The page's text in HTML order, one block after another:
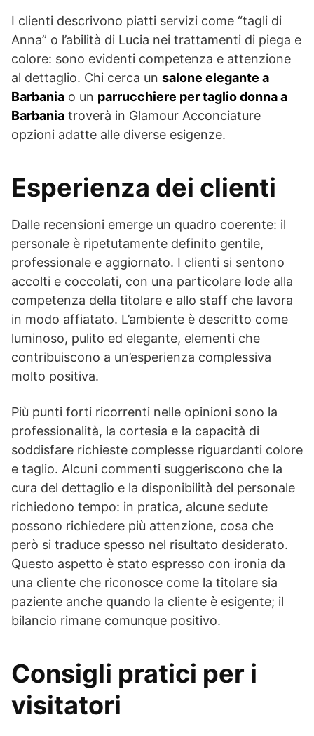
I clienti descrivono piatti servizi come “tagli di
Anna” o l’abilità di Lucia nei trattamenti di piega e
colore: sono evidenti competenza e attenzione
al dettaglio. Chi cerca un salone elegante a
Barbania o un parrucchiere per taglio donna a
Barbania troverà in Glamour Acconciature
opzioni adatte alle diverse esigenze.
Esperienza dei clienti
Dalle recensioni emerge un quadro coerente: il
personale è ripetutamente definito gentile,
professionale e aggiornato. I clienti si sentono
accolti e coccolati, con una particolare lode alla
competenza della titolare e allo staff che lavora
in modo affiatato. L’ambiente è descritto come
luminoso, pulito ed elegante, elementi che
contribuiscono a un’esperienza complessiva
molto positiva.
Più punti forti ricorrenti nelle opinioni sono la
professionalità, la cortesia e la capacità di
soddisfare richieste complesse riguardanti colore
e taglio. Alcuni commenti suggeriscono che la
cura del dettaglio e la disponibilità del personale
richiedono tempo: in pratica, alcune sedute
possono richiedere più attenzione, cosa che
però si traduce spesso nel risultato desiderato.
Questo aspetto è stato espresso con ironia da
una cliente che riconosce come la titolare sia
paziente anche quando la cliente è esigente; il
bilancio rimane comunque positivo.
Consigli pratici per i
visitatori